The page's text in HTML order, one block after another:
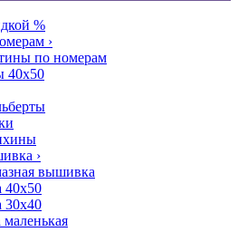
%
›
по номерам
40x50
›
вышивка
40x50
30x40